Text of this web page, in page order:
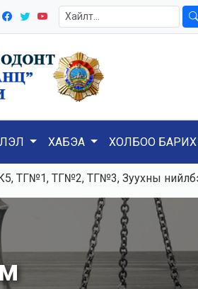
ХАБЭА ХОЛБОО БАРИХ
ТГ№2, ТГ№3, Зуухны нийлбэр